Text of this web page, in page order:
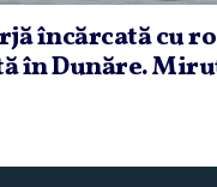
încărcată cu
în Dunăre.